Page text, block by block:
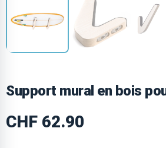
Support mural en bois
CHF 62.90